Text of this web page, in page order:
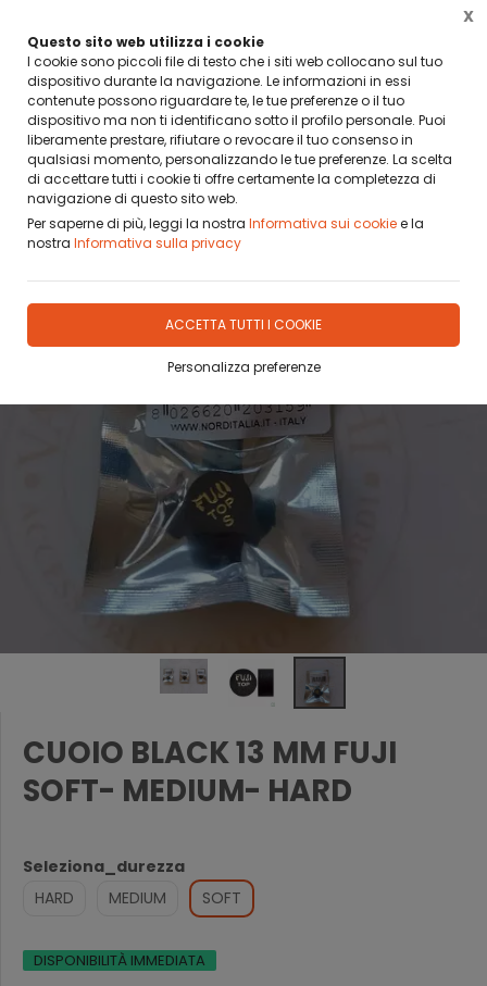
Questo sito web utilizza i cookie
I cookie sono piccoli file di testo che i siti web collocano sul tuo
dispositivo durante la navigazione. Le informazioni in essi
contenute possono riguardare te, le tue preferenze o il tuo
dispositivo ma non ti identificano sotto il profilo personale. Puoi
liberamente prestare, rifiutare o revocare il tuo consenso in
qualsiasi momento, personalizzando le tue preferenze. La scelta
di accettare tutti i cookie ti offre certamente la completezza di
navigazione di questo sito web.
Per saperne di più, leggi la nostra Informativa sui cookiee la
nostra Informativa sulla privacy
ACCETTA TUTTI I COOKIE
Personalizza preferenze
X
DA OGGI PUOI PAGARE CON BANCA SELLA PAY BY LINK
Home Prodotti STECCHE E ACCESSORI CUOI E GHIERE CUOI FUJI
CUOIO BLACK 13 MM FUJI
SOFT- MEDIUM- HARD
Seleziona_durezza
HARD
MEDIUM SOFT
DISPONIBILITÀ IMMEDIATA